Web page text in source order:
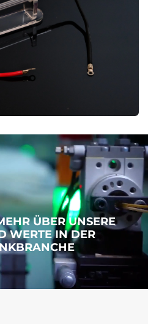
ÜBER UNSERE
WERTE IN DER